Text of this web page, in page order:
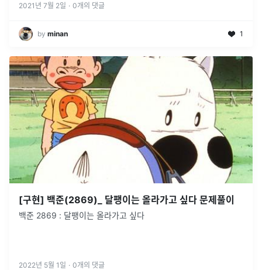
2021년 7월 2일 · 0개의 댓글
by minan 1
[구현] 백준(2869)_ 달팽이는 올라가고 싶다 문제풀이
백준 2869 : 달팽이는 올라가고 싶다
2022년 5월 1일 · 0개의 댓글